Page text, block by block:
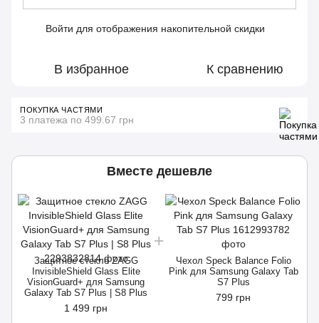
Войти для отображения накопительной скидки
В избранное К сравнению
ПОКУПКА ЧАСТЯМИ
3 платежа по 499.67 грн
Вместе дешевле
Защитное стекло ZAGG
InvisibleShield Glass Elite
VisionGuard+ для Samsung
Galaxy Tab S7 Plus | S8 Plus
1 499 грн
Чехол Speck Balance Folio
Pink для Samsung Galaxy Tab
S7 Plus
799 грн